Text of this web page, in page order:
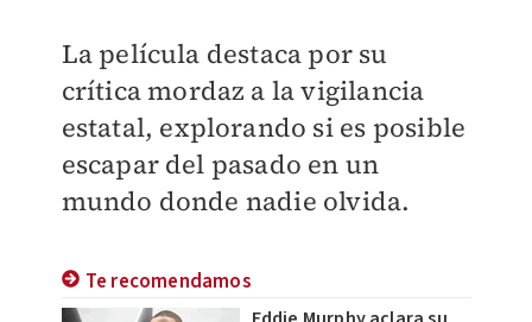
La película destaca por su
crítica mordaz a la vigilancia
estatal, explorando si es posible
escapar del pasado en un
mundo donde nadie olvida.
Te recomendamos